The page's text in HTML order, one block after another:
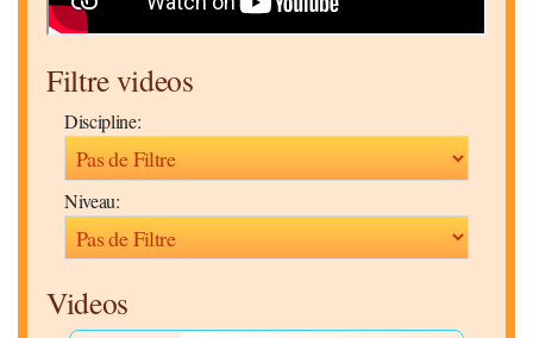
Filtre videos
Discipline:
Niveau:
Videos